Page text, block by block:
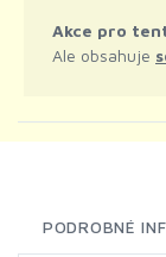
Akce pro
Ale obsahuje
PODROBNÉ